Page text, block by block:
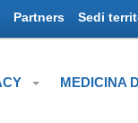
Partners Sedi
MEDICINA